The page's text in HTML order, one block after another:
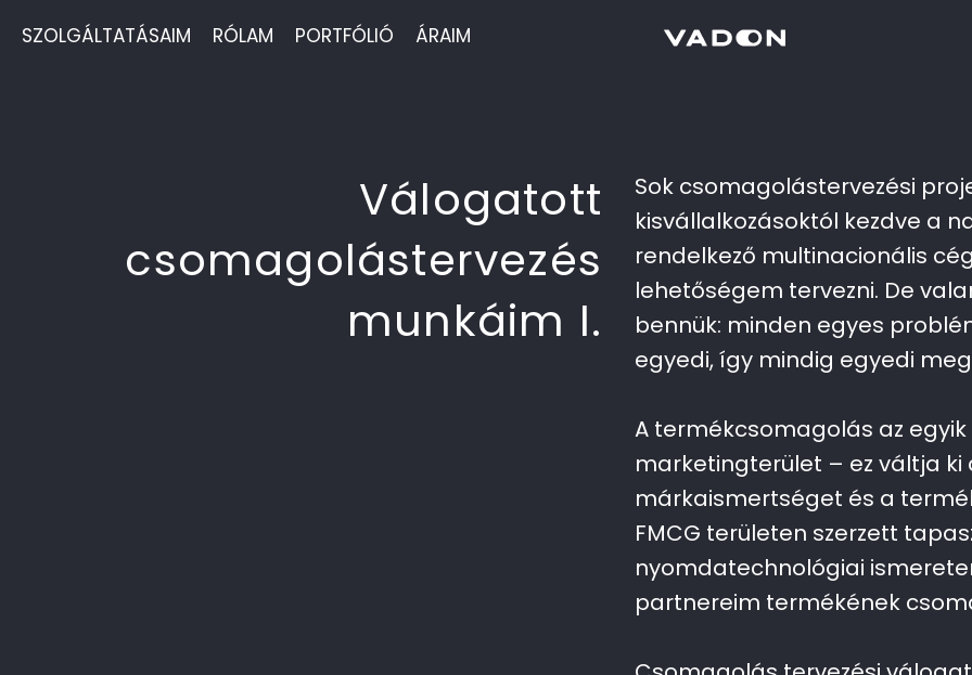
SZOLGÁLTATÁSAIM RÓLAM PORTFÓLIÓ ÁRAIM
Válogatott
csomagolástervezés
munkáim I.​
Sok csomagolástervezési
kisvállalkozásoktól kezdve a
rendelkező multinacionális
lehetőségem tervezni. De
bennük: minden egyes
egyedi, így mindig egyedi
A termékcsomagolás az
marketingterület – ez váltja
márkaismertséget és a
FMCG területen szerzett
nyomdatechnológiai
partnereim termékének